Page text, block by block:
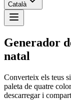
Català
Generador
natal
Converteix els teus
paleta de quatre
descarregar i